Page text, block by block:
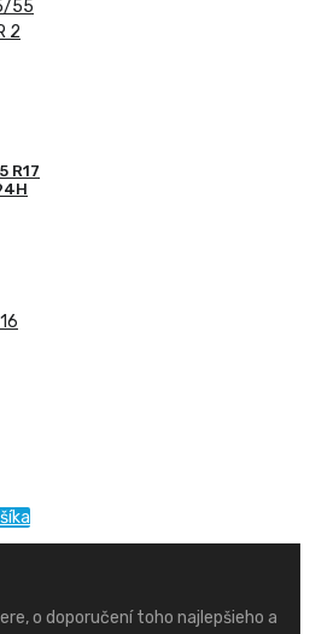
R17
o doporučení toho najlepšieho a